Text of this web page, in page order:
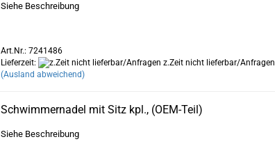
Siehe Beschreibung
Art.Nr.: 7241486
Lieferzeit:
z.Zeit nicht lieferbar/Anfragen
(Ausland abweichend)
Schwimmernadel mit Sitz kpl., (OEM-Teil)
Siehe Beschreibung